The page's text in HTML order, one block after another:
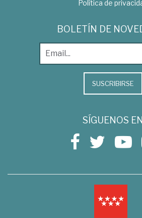
Política de
BOLETÍN DE
SUSCRIBIRSE
SÍGUENOS EN